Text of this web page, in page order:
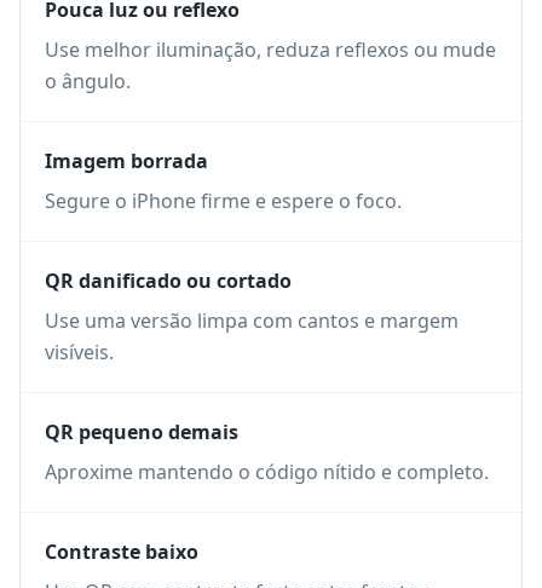
Pouca luz ou reflexo
Use melhor iluminação, reduza reflexos ou mude
o ângulo.
Imagem borrada
Segure o iPhone firme e espere o foco.
QR danificado ou cortado
Use uma versão limpa com cantos e margem
visíveis.
QR pequeno demais
Aproxime mantendo o código nítido e completo.
Contraste baixo